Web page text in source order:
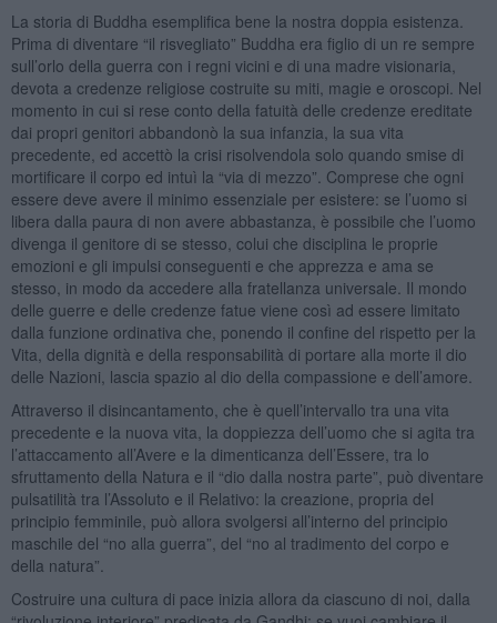
La storia di Buddha esemplifica bene la nostra doppia esistenza.
Prima di diventare “il risvegliato” Buddha era figlio di un re sempre
sull’orlo della guerra con i regni vicini e di una madre visionaria,
devota a credenze religiose costruite su miti, magie e oroscopi. Nel
momento in cui si rese conto della fatuità delle credenze ereditate
dai propri genitori abbandonò la sua infanzia, la sua vita
precedente, ed accettò la crisi risolvendola solo quando smise di
mortificare il corpo ed intuì la “via di mezzo”. Comprese che ogni
essere deve avere il minimo essenziale per esistere: se l’uomo si
libera dalla paura di non avere abbastanza, è possibile che l’uomo
divenga il genitore di se stesso, colui che disciplina le proprie
emozioni e gli impulsi conseguenti e che apprezza e ama se
stesso, in modo da accedere alla fratellanza universale. Il mondo
delle guerre e delle credenze fatue viene così ad essere limitato
dalla funzione ordinativa che, ponendo il confine del rispetto per la
Vita, della dignità e della responsabilità di portare alla morte il dio
delle Nazioni, lascia spazio al dio della compassione e dell’amore.
Attraverso il disincantamento, che è quell’intervallo tra una vita
precedente e la nuova vita, la doppiezza dell’uomo che si agita tra
l’attaccamento all’Avere e la dimenticanza dell’Essere, tra lo
sfruttamento della Natura e il “dio dalla nostra parte”, può diventare
pulsatilità tra l’Assoluto e il Relativo: la creazione, propria del
principio femminile, può allora svolgersi all’interno del principio
maschile del “no alla guerra”, del “no al tradimento del corpo e
della natura”.
Costruire una cultura di pace inizia allora da ciascuno di noi, dalla